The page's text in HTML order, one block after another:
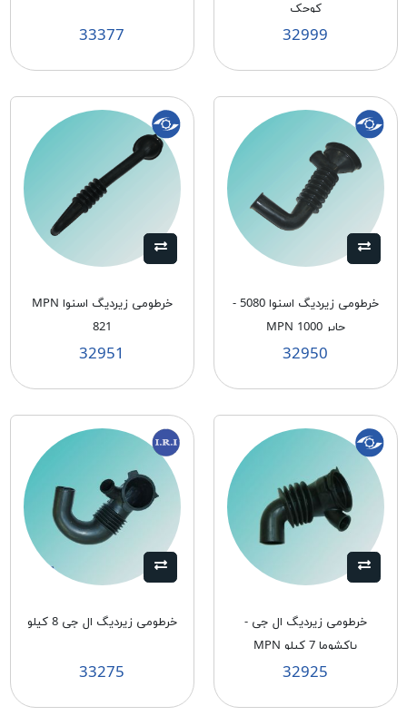
کوچک
32999
33377
خرطومی زیردیگ اسنوا 5080 -
حایر MPN 1000
32950
خرطومی زیردیگ اسنوا MPN
821
32951
خرطومی زیردیگ ال جی -
پاکشوما 7 کیلو MPN
32925
خرطومی زیردیگ ال جی 8 کیلو
33275